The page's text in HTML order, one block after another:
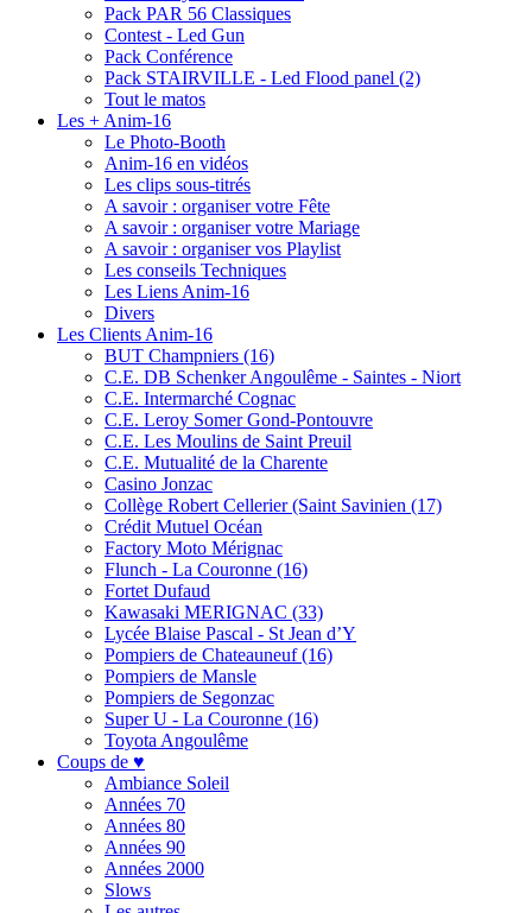
Pack PAR 56 Classiques
Contest - Led Gun
Pack Conférence
Pack STAIRVILLE - Led Flood panel (2)
Tout le matos
Les + Anim-16
Le Photo-Booth
Anim-16 en vidéos
Les clips sous-titrés
A savoir : organiser votre Fête
A savoir : organiser votre Mariage
A savoir : organiser vos Playlist
Les conseils Techniques
Les Liens Anim-16
Divers
Les Clients Anim-16
BUT Champniers (16)
C.E. DB Schenker Angoulême - Saintes - Niort
C.E. Intermarché Cognac
C.E. Leroy Somer Gond-Pontouvre
C.E. Les Moulins de Saint Preuil
C.E. Mutualité de la Charente
Casino Jonzac
Collège Robert Cellerier (Saint Savinien (17)
Crédit Mutuel Océan
Factory Moto Mérignac
Flunch - La Couronne (16)
Fortet Dufaud
Kawasaki MERIGNAC (33)
Lycée Blaise Pascal - St Jean d’Y
Pompiers de Chateauneuf (16)
Pompiers de Mansle
Pompiers de Segonzac
Super U - La Couronne (16)
Toyota Angoulême
Coups de ♥
Ambiance Soleil
Années 70
Années 80
Années 90
Années 2000
Slows